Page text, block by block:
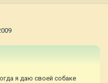
я даю своей собаке